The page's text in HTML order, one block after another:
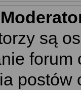
są
forum
postów